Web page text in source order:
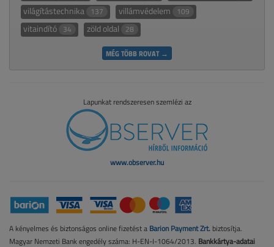
világítástechnika 137 villámvédelem 109
vitaindító 34 zöld oldal 28
MÉG TÖBB ROVAT →
Lapunkat rendszeresen szemlézi az
www.observer.hu
A kényelmes és biztonságos online fizetést a Barion Payment Zrt. biztosítja.
Magyar Nemzeti Bank engedély száma: H-EN-I-1064/2013. Bankkártya-adatai